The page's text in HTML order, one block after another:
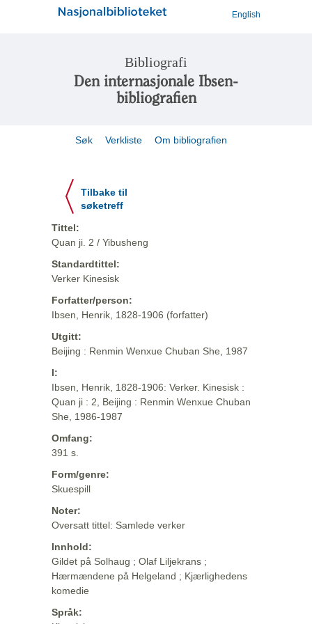
English
Bibliografi
Den internasjonale Ibsen-
bibliografien
Søk Verkliste Om bibliografien
Tilbake til
søketreff
Tittel:
Quan ji. 2 / Yibusheng
Standardtittel:
Verker Kinesisk
Forfatter/person:
Ibsen, Henrik, 1828-1906 (forfatter)
Utgitt:
Beijing : Renmin Wenxue Chuban She, 1987
I:
Ibsen, Henrik, 1828-1906: Verker. Kinesisk :
Quan ji : 2, Beijing : Renmin Wenxue Chuban
She, 1986-1987
Omfang:
391 s.
Form/genre:
Skuespill
Noter:
Oversatt tittel: Samlede verker
Innhold:
Gildet på Solhaug ; Olaf Liljekrans ;
Hærmændene på Helgeland ; Kjærlighedens
komedie
Språk: